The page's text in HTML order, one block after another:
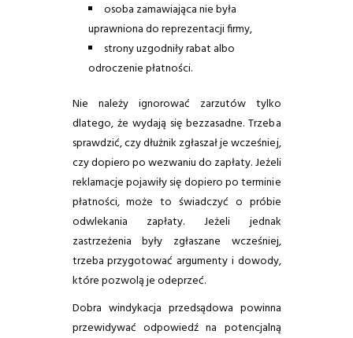
osoba zamawiająca nie była
uprawniona do reprezentacji firmy,
strony uzgodniły rabat albo
odroczenie płatności.
Nie należy ignorować zarzutów tylko
dlatego, że wydają się bezzasadne. Trzeba
sprawdzić, czy dłużnik zgłaszał je wcześniej,
czy dopiero po wezwaniu do zapłaty. Jeżeli
reklamacje pojawiły się dopiero po terminie
płatności, może to świadczyć o próbie
odwlekania zapłaty. Jeżeli jednak
zastrzeżenia były zgłaszane wcześniej,
trzeba przygotować argumenty i dowody,
które pozwolą je odeprzeć.
Dobra windykacja przedsądowa powinna
przewidywać odpowiedź na potencjalną